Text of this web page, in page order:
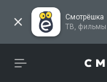
Смотрёшка